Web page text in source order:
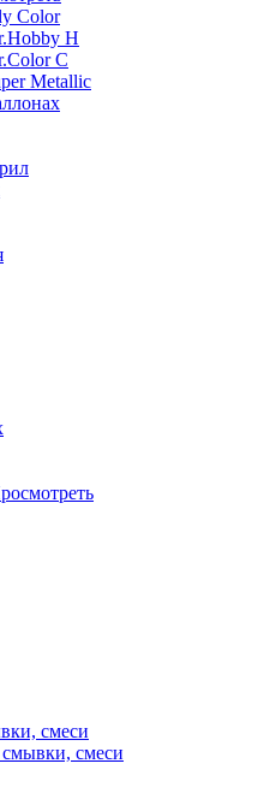
Color
H
C
Metallic
смеси
смеси